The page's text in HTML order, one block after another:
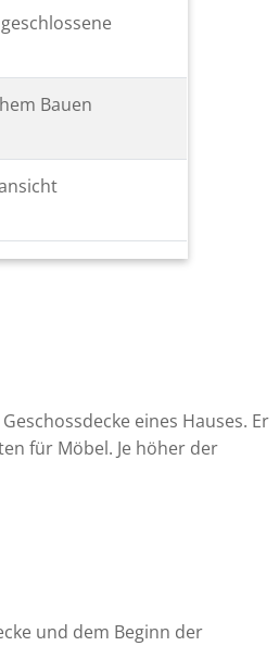
Bauen
eines Hauses. Er
für Möbel. Je höher der
und dem Beginn der